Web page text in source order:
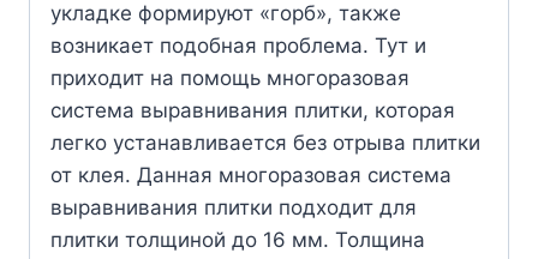
укладке формируют «горб», также
возникает подобная проблема. Тут и
приходит на помощь многоразовая
система выравнивания плитки, которая
легко устанавливается без отрыва плитки
от клея. Данная многоразовая система
выравнивания плитки подходит для
плитки толщиной до 16 мм. Толщина